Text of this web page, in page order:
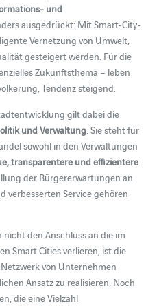
und
ausgedrückt: Mit Smart-City-
Vernetzung von Umwelt,
gesteigert werden. Für die
Zukunftsthema – leben
Tendenz steigend.
gilt dabei die
und Verwaltung . Sie steht für
sowohl in den Verwaltungen
transparentere und effizientere
der Bürgererwartungen an
verbesserten Service gehören
den Anschluss an die im
Smart Cities verlieren, ist die
von Unternehmen
Ansatz zu realisieren. Noch
die eine Vielzahl